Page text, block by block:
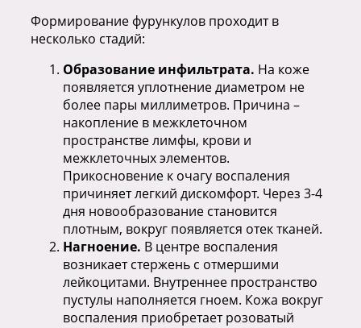
Формирование фурункулов проходит в
несколько стадий:
Образование инфильтрата. На коже
появляется уплотнение диаметром не
более пары миллиметров. Причина –
накопление в межклеточном
пространстве лимфы, крови и
межклеточных элементов.
Прикосновение к очагу воспаления
причиняет легкий дискомфорт. Через 3-4
дня новообразование становится
плотным, вокруг появляется отек тканей.
Нагноение. В центре воспаления
возникает стержень с отмершими
лейкоцитами. Внутреннее пространство
пустулы наполняется гноем. Кожа вокруг
воспаления приобретает розоватый